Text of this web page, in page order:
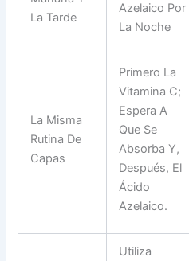
La Tarde
Azelaico Por
La Noche
La Misma
Rutina De
Capas
Primero La
Vitamina C;
Espera A
Que Se
Absorba Y,
Después, El
Ácido
Azelaico.
Utiliza